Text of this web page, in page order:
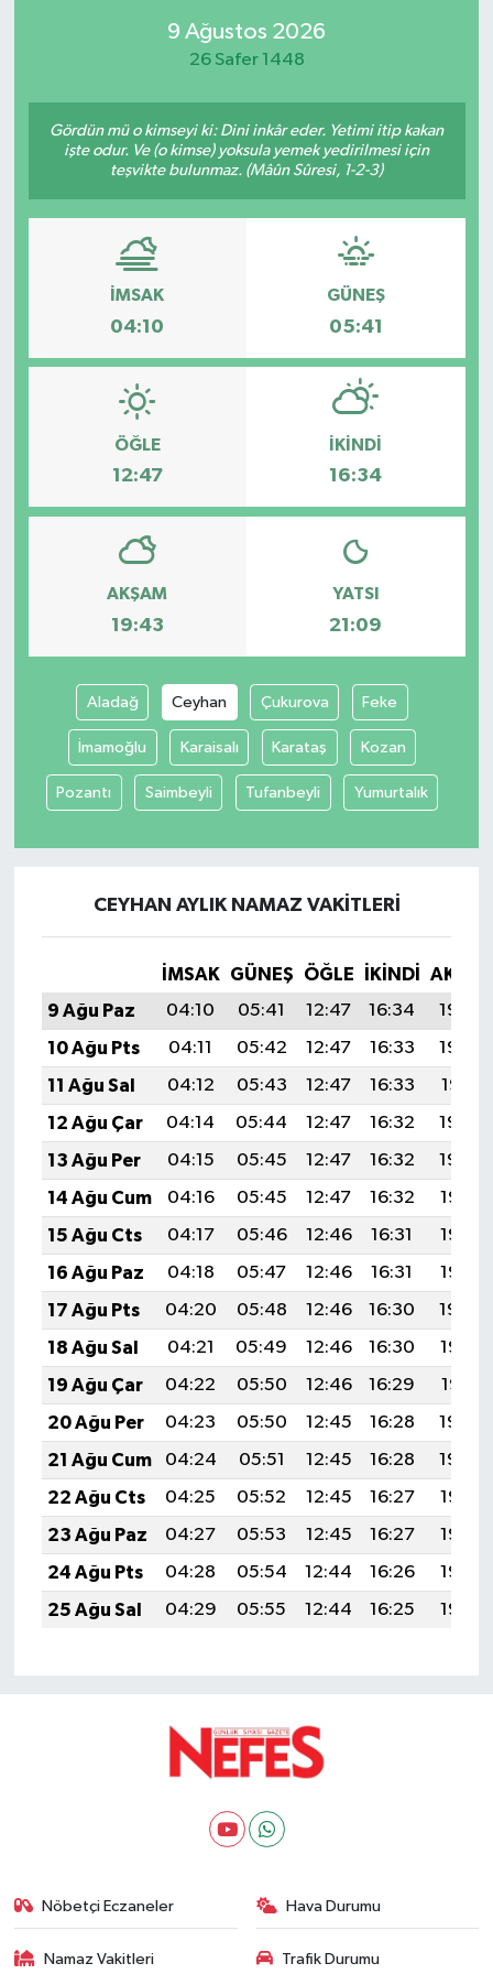
9 Ağustos 2026
26 Safer 1448
Gördün mü o kimseyi ki: Dini inkâr eder. Yetimi itip kakan
işte odur. Ve (o kimse) yoksula yemek yedirilmesi için
teşvikte bulunmaz. (Mâûn Sûresi, 1-2-3)
İMSAK
04:10
GÜNEŞ
05:41
ÖĞLE
12:47
İKINDI
16:34
AKŞAM
19:43
YATSI
21:09
Aladağ Ceyhan Çukurova Feke
İmamoğlu Karaisalı Karataş Kozan
Pozantı Saimbeyli Tufanbeyli Yumurtalık
CEYHAN AYLIK NAMAZ VAKITLERI
İMSAK GÜNEŞ ÖĞLE İKINDI
9 Ağu Paz
04:10 05:41 12:47 16:34
19:43
10 Ağu Pts
04:11 05:42 12:47 16:33
19:42
11 Ağu Sal
04:12 05:43 12:47 16:33
19:41
12 Ağu Çar
04:14 05:44 12:47 16:32
19:40
13 Ağu Per
04:15 05:45 12:47 16:32
19:39
14 Ağu Cum
04:16 05:45 12:47 16:32
19:38
15 Ağu Cts
04:17 05:46 12:46 16:31
19:36
16 Ağu Paz
04:18 05:47 12:46 16:31
19:35
17 Ağu Pts
04:20 05:48 12:46 16:30
19:34
18 Ağu Sal
04:21 05:49 12:46 16:30
19:33
19 Ağu Çar
04:22 05:50 12:46 16:29
19:31
20 Ağu Per
04:23 05:50 12:45 16:28
19:30
21 Ağu Cum
04:24 05:51 12:45 16:28
19:29
22 Ağu Cts
04:25 05:52 12:45 16:27
19:28
23 Ağu Paz
04:27 05:53 12:45 16:27
19:26
24 Ağu Pts
04:28 05:54 12:44 16:26
19:25
25 Ağu Sal
04:29 05:55 12:44 16:25 19:23
Nöbetçi Eczaneler Hava Durumu
Namaz Vakitleri Trafik Durumu